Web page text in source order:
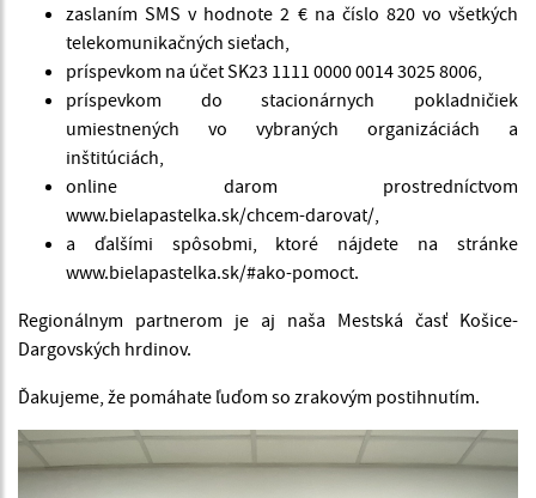
zaslaním SMS v hodnote 2 € na číslo 820 vo všetkých
telekomunikačných sieťach,
príspevkom na účet SK23 1111 0000 0014 3025 8006,
príspevkom do stacionárnych pokladničiek
umiestnených vo vybraných organizáciách a
inštitúciách,
online darom prostredníctvom
www.bielapastelka.sk/chcem-darovat/,
a ďalšími spôsobmi, ktoré nájdete na stránke
www.bielapastelka.sk/#ako-pomoct.
Regionálnym partnerom je aj naša Mestská časť Košice-
Dargovských hrdinov.
Ďakujeme, že pomáhate ľuďom so zrakovým postihnutím.